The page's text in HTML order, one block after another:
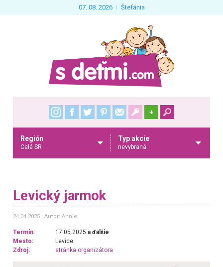
07. 08. 2026 Štefánia
+
Región
Celá SR
Typ akcie
nevybraná
Levický jarmok
24.04.2025 Autor: Annie
Termín: 17.05.2025a ďalšie
Mesto:
Levice
Zdroj:
stránka organizátora